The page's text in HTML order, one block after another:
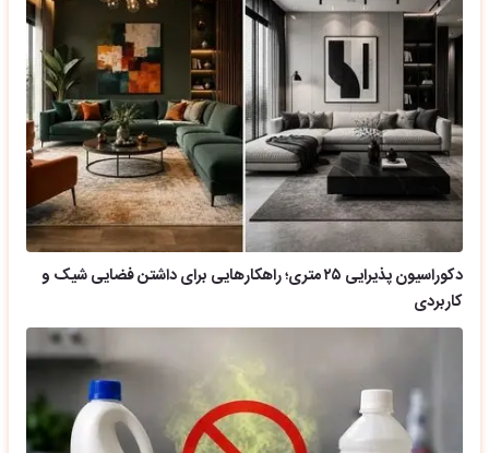
دکوراسیون پذیرایی ۲۵ متری؛ راهکارهایی برای داشتن فضایی شیک و
کاربردی